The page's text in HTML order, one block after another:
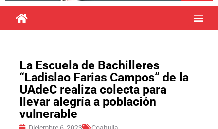
La Escuela de Bachilleres
“Ladislao Farias Campos” de la
UAdeC realiza colecta para
llevar alegría a población
vulnerable